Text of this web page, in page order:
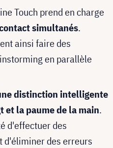
Touch prend en charge
simultanés.
ainsi faire des
en parallèle
distinction intelligente
la paume de la main.
d'effectuer des
d'éliminer des erreurs